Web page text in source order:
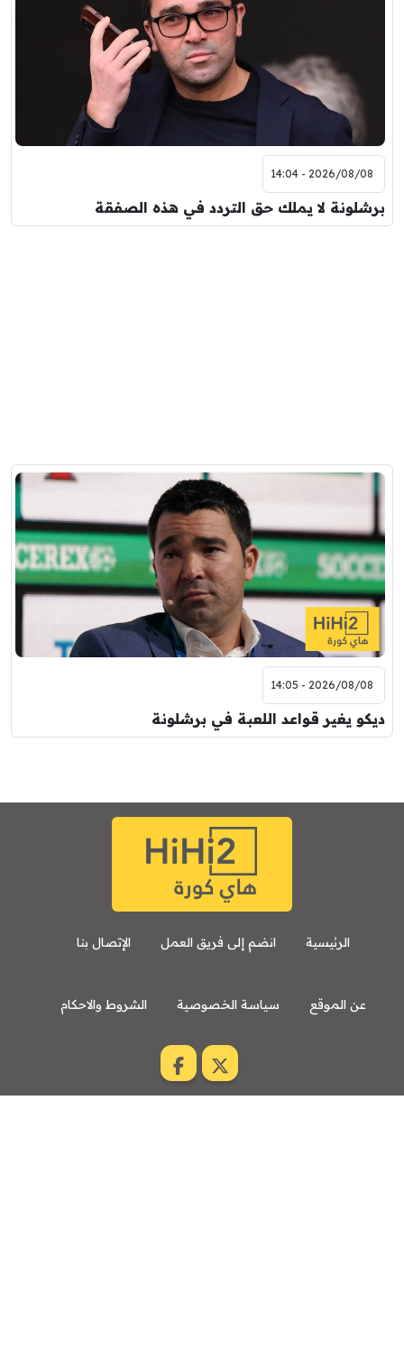
2026/08/08 - 14:04
برشلونة لا يملك حق التردد في هذه الصفقة
2026/08/08 - 14:05
ديكو يغير قواعد اللعبة في برشلونة
الرئيسية انضم إلى فريق العمل الإتصال بنا
عن الموقع سياسة الخصوصية الشروط والاحكام